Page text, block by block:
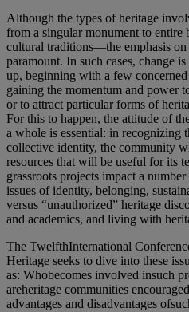
Although the types of heritage
from a singular monument to
cultural traditions—the emphasis
paramount. In such cases, change
up, beginning with a few
gaining the momentum and power
or to attract particular forms of
For this to happen, the attitude of
a whole is essential: in recognizing
collective identity, the community
resources that will be useful for its
grassroots projects impact a
issues of identity, belonging,
versus “unauthorized” heritage
and academics, and living with
The TwelfthInternational
Heritage seeks to dive into these
as: Whobecomes involved insuch
areheritage communities
advantages and disadvantages